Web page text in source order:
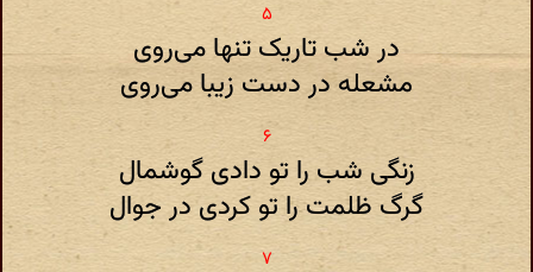
در شب تاریک تنها می‌روی
مشعله در دست زیبا می‌روی
زنگی شب را تو دادی گوشمال
گرگ ظلمت را تو کردی در جوال